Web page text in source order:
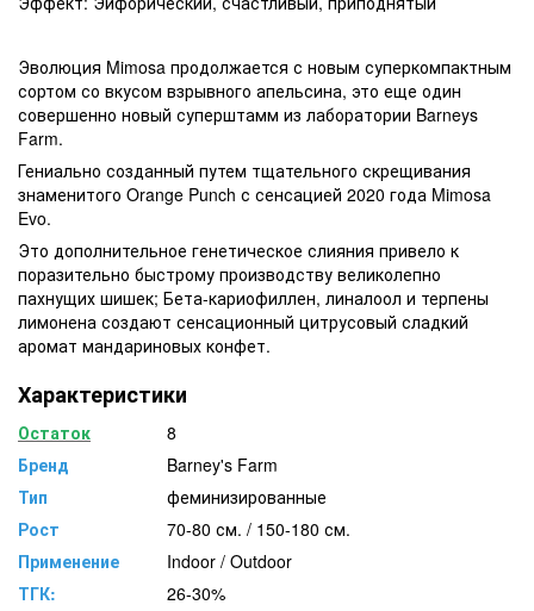
Эволюция Mimosa продолжается с новым суперкомпактным
сортом со вкусом взрывного апельсина, это еще один
совершенно новый суперштамм из лаборатории Barneys
Farm.
Гениально созданный путем тщательного скрещивания
знаменитого Orange Punch с сенсацией 2020 года Mimosa
Evo.
Это дополнительное генетическое слияния привело к
поразительно быстрому производству великолепно
пахнущих шишек; Бета-кариофиллен, линалоол и терпены
лимонена создают сенсационный цитрусовый сладкий
аромат мандариновых конфет.
Характеристики
Остаток
8
Бренд
Barney's Farm
Тип
феминизированные
Рост
70-80 см. / 150-180 см.
Применение
Indoor / Outdoor
ТГК:
26-30%